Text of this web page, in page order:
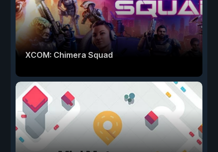
XCOM: Chimera Squad